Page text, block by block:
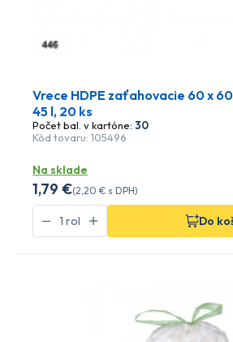
Vrece HDPE zaťahovacie 60 x
45 l, 20 ks
Počet bal. v kartóne: 30
Kód tovaru: 105496
Na sklade
1,79 €(2,20 € s DPH)
Do